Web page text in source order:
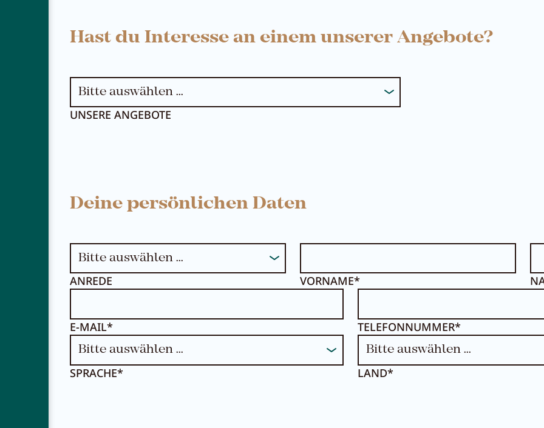
Hast du Interesse an einem unserer Angebote?
UNSERE ANGEBOTE
Deine persönlichen Daten
ANREDE VORNAME*
E-MAIL* TELEFONNUMMER*
SPRACHE* LAND*